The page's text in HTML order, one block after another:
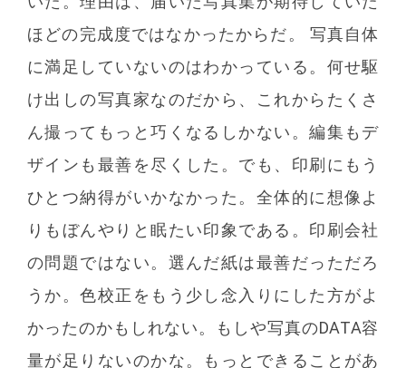
ほどの完成度ではなかったからだ。 写真自体
に満足していないのはわかっている。何せ駆
け出しの写真家なのだから、これからたくさ
ん撮ってもっと巧くなるしかない。編集もデ
ザインも最善を尽くした。でも、印刷にもう
ひとつ納得がいかなかった。全体的に想像よ
りもぼんやりと眠たい印象である。印刷会社
の問題ではない。選んだ紙は最善だっただろ
うか。色校正をもう少し念入りにした方がよ
かったのかもしれない。もしや写真のDATA容
量が足りないのかな。もっとできることがあ